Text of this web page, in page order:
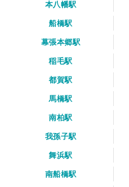
本八幡駅
船橋駅
幕張本郷駅
稲毛駅
都賀駅
馬橋駅
南柏駅
我孫子駅
舞浜駅
南船橋駅